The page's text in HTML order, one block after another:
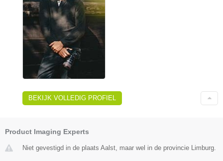
BEKIJK VOLLEDIG PROFIEL
Product Imaging Experts
Niet gevestigd in de plaats Aalst, maar wel in de provincie Limburg.